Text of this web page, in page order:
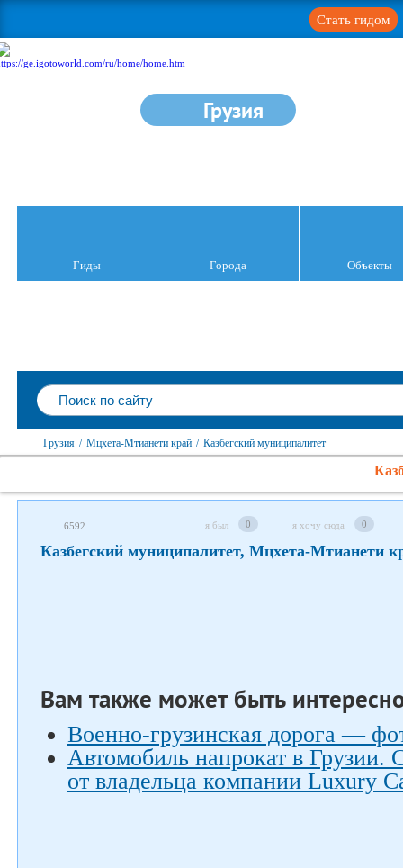
Стать гидом
Грузия
Гиды Города Объекты
Грузия / Мцхета-Мтианети край / Казбегский муниципалитет
6592 я был 0 я хочу сюда 0
Казбегский муниципалитет, Мцхета-Мтианети
Вам также может быть
Военно-грузинская дорога —
Автомобиль напрокат в Грузии.
от владельца компании Luxury
Следите за нами в соцсетях